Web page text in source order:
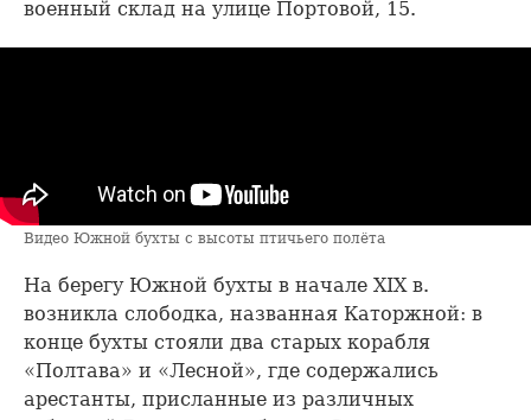
военный склад на улице Портовой, 15.
Видео Южной бухты с высоты птичьего полёта
На берегу Южной бухты в начале XIX в.
возникла слободка, названная Каторжной: в
конце бухты стояли два старых корабля
«Полтава» и «Лесной», где содержались
арестанты, присланные из различных